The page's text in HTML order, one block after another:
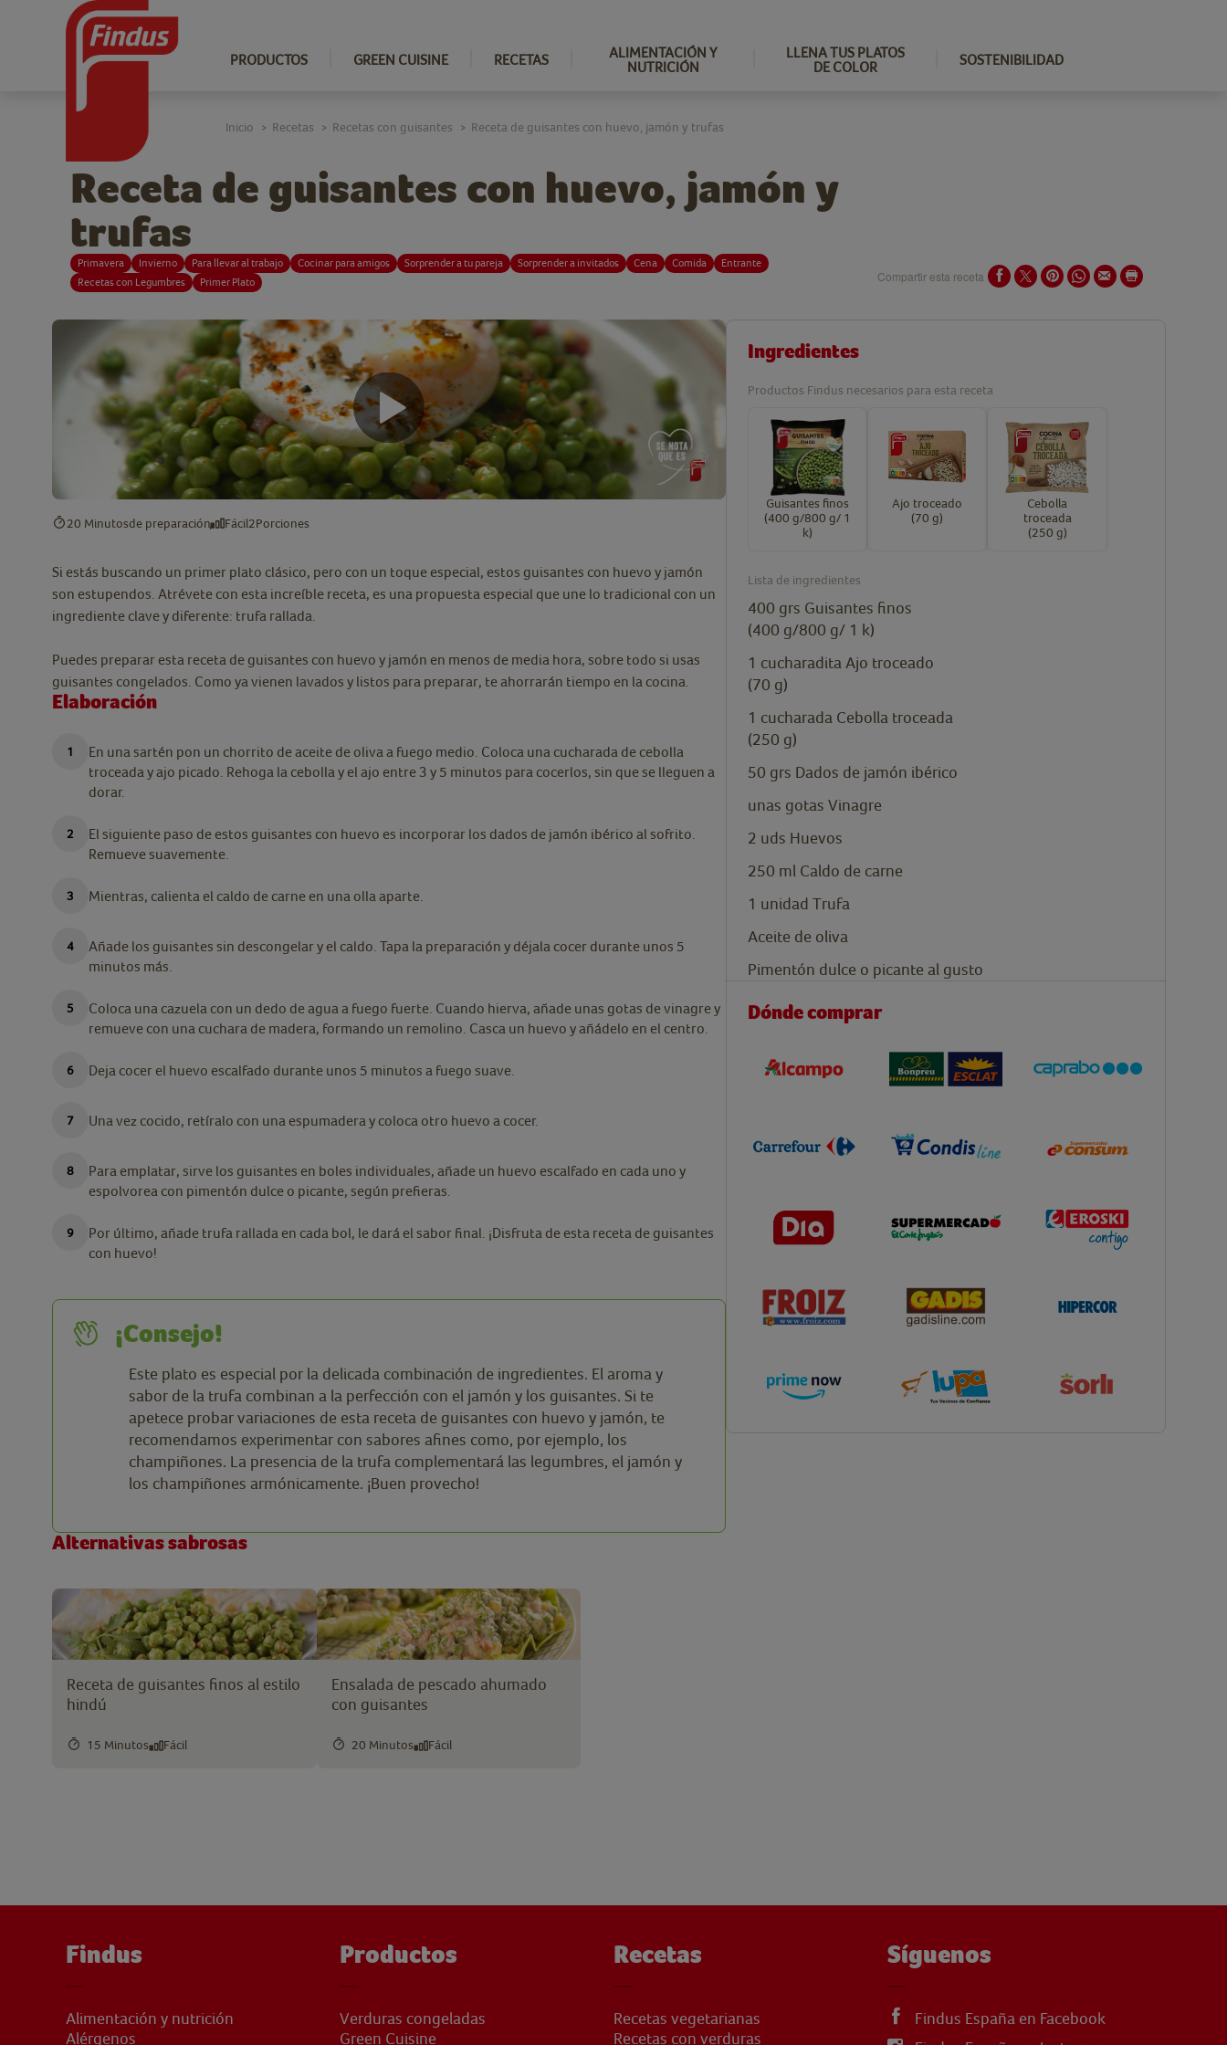
PRODUCTOS GREEN CUISINE RECETAS
ALIMENTACIÓN Y
NUTRICIÓN
LLENA TUS PLATOS
DE COLOR
SOSTENIBILIDAD
Receta de guisantes con huevo, jamón y
trufas
Primavera Invierno Para llevar al trabajo Cocinar para amigos Sorprender a tu pareja Sorprender a invitados Cena Comida
Entrante
Recetas con Legumbres
Primer Plato Compartir esta receta
Inicio > Recetas > Recetas con guisantes > Receta de guisantes con huevo, jamón y trufas
20 Minutosde preparación Fácil2Porciones
Si estás buscando un primer plato clásico, pero con un toque especial, estos guisantes con huevo y jamón
son estupendos. Atrévete con esta increíble receta, es una propuesta especial que une lo tradicional con un
ingrediente clave y diferente: trufa rallada.
Puedes preparar esta receta de guisantes con huevo y jamón en menos de media hora, sobre todo si usas
guisantes congelados. Como ya vienen lavados y listos para preparar, te ahorrarán tiempo en la cocina.
Elaboración
En una sartén pon un chorrito de aceite de oliva a fuego medio. Coloca una cucharada de cebolla
troceada y ajo picado. Rehoga la cebolla y el ajo entre 3 y 5 minutos para cocerlos, sin que se lleguen a
dorar.
El siguiente paso de estos guisantes con huevo es incorporar los dados de jamón ibérico al sofrito.
Remueve suavemente.
Mientras, calienta el caldo de carne en una olla aparte.
Añade los guisantes sin descongelar y el caldo. Tapa la preparación y déjala cocer durante unos 5
minutos más.
Coloca una cazuela con un dedo de agua a fuego fuerte. Cuando hierva, añade unas gotas de vinagre y
remueve con una cuchara de madera, formando un remolino. Casca un huevo y añádelo en el centro.
Deja cocer el huevo escalfado durante unos 5 minutos a fuego suave.
Una vez cocido, retíralo con una espumadera y coloca otro huevo a cocer.
Para emplatar, sirve los guisantes en boles individuales, añade un huevo escalfado en cada uno y
espolvorea con pimentón dulce o picante, según prefieras.
Por último, añade trufa rallada en cada bol, le dará el sabor final. ¡Disfruta de esta receta de guisantes
con huevo!
¡Consejo!
Este plato es especial por la delicada combinación de ingredientes. El aroma y
sabor de la trufa combinan a la perfección con el jamón y los guisantes. Si te
apetece probar variaciones de esta receta de guisantes con huevo y jamón, te
recomendamos experimentar con sabores afines como, por ejemplo, los
champiñones. La presencia de la trufa complementará las legumbres, el jamón y
los champiñones armónicamente. ¡Buen provecho!
Ingredientes
Productos Findus necesarios para esta receta
Guisantes finos
(400 g/800 g/ 1
k)
Ajo troceado
(70 g)
Cebolla
troceada
(250 g)
Lista de ingredientes
400 grs Guisantes finos
(400 g/800 g/ 1 k)
1 cucharadita Ajo troceado
(70 g)
1 cucharada Cebolla troceada
(250 g)
50 grs Dados de jamón ibérico
unas gotas Vinagre
2 uds Huevos
250 ml Caldo de carne
1 unidad Trufa
Aceite de oliva
Pimentón dulce o picante al gusto
Dónde comprar
Alternativas sabrosas
Receta de guisantes finos al estilo
hindú
15 Minutos Fácil
Ensalada de pescado ahumado
con guisantes
20 Minutos Fácil
Findus
Alimentación y nutrición
Alérgenos
Productos
Verduras congeladas
Green Cuisine
Recetas
Recetas vegetarianas
Recetas con verduras
Síguenos
Findus España en Facebook